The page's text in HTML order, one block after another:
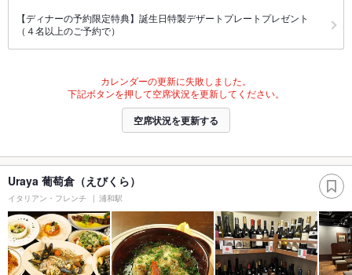
【ディナーの予約限定特典】誕生日特製デザートプレートプレゼント
（４名以上のご予約で）
カレンダーの更新に失敗しました。
下記ボタンを押して空席状況を更新してください。
空席状況を更新する
Uraya 葡萄倉（えびくら）
イタリアン・フレンチ 浦和駅